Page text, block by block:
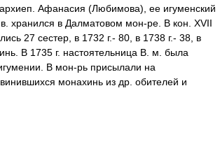
Афанасия (Любимова), ее игуменский
хранился в Далматовом мон-ре. В кон. XVII
27 сестер, в 1732 г.- 80, в 1738 г.- 38, в
В 1735 г. настоятельница В. м. была
В мон-рь присылали на
монахинь из др. обителей и